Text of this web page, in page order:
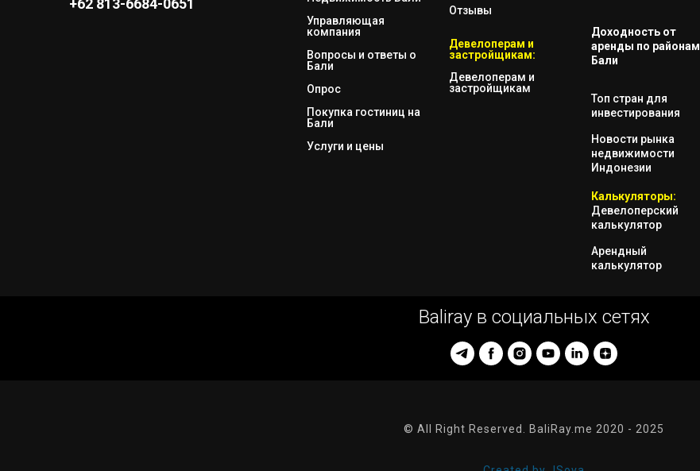
+62 813-6684-0651
Управляющая
компания
Вопросы и ответы о
Бали
Опрос
Покупка гостиниц на
Бали
Услуги и цены
Отзывы
Девелоперам и
застройщикам:
Девелоперам и
застройщикам
Доходность от
аренды по районам
Бали
Топ стран для
инвестирования
Новости рынка
недвижимости
Индонезии
Калькуляторы:
Девелоперский
калькулятор
Арендный
калькулятор
Baliray в социальных сетях
© All Right Reserved. BaliRay.me 2020 - 2025